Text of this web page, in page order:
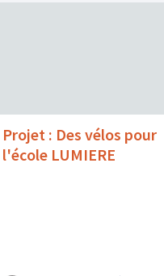
Projet : Des vélos pour
l'école LUMIERE